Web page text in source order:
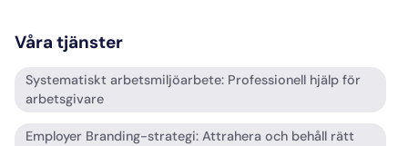
Våra tjänster
Systematiskt arbetsmiljöarbete: Professionell hjälp för
arbetsgivare
Employer Branding-strategi: Attrahera och behåll rätt